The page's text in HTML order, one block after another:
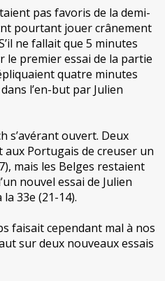
pas favoris de la demi-
pourtant jouer crânement
ne fallait que 5 minutes
premier essai de la partie
quatre minutes
l’en-but par Julien
s’avérant ouvert. Deux
Portugais de creuser un
mais les Belges restaient
nouvel essai de Julien
33e (21-14).
faisait cependant mal à nos
sur deux nouveaux essais